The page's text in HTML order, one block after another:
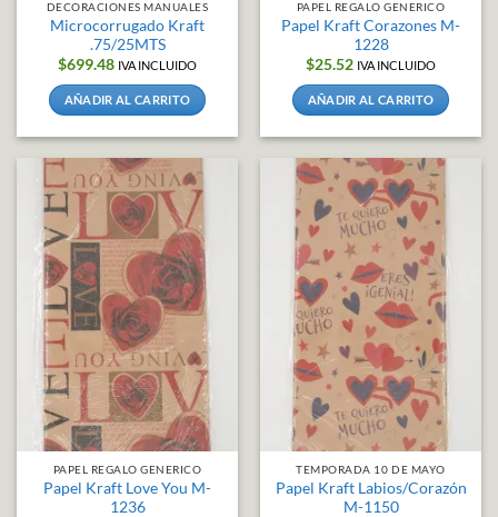
DECORACIONES MANUALES
Microcorrugado Kraft
.75/25MTS
$699.48 IVA INCLUIDO
AÑADIR AL CARRITO
PAPEL REGALO GENERICO
Papel Kraft Corazones M-
1228
$25.52 IVA INCLUIDO
AÑADIR AL CARRITO
PAPEL REGALO GENERICO
Papel Kraft Love You M-
1236
TEMPORADA 10 DE MAYO
Papel Kraft Labios/Corazón
M-1150